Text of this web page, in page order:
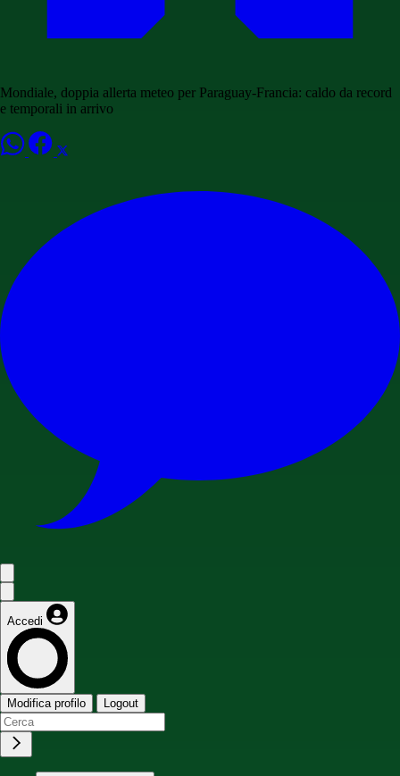
Mondiale, doppia allerta meteo per Paraguay-Francia: caldo da record
e temporali in arrivo
Accedi
Modifica profilo Logout